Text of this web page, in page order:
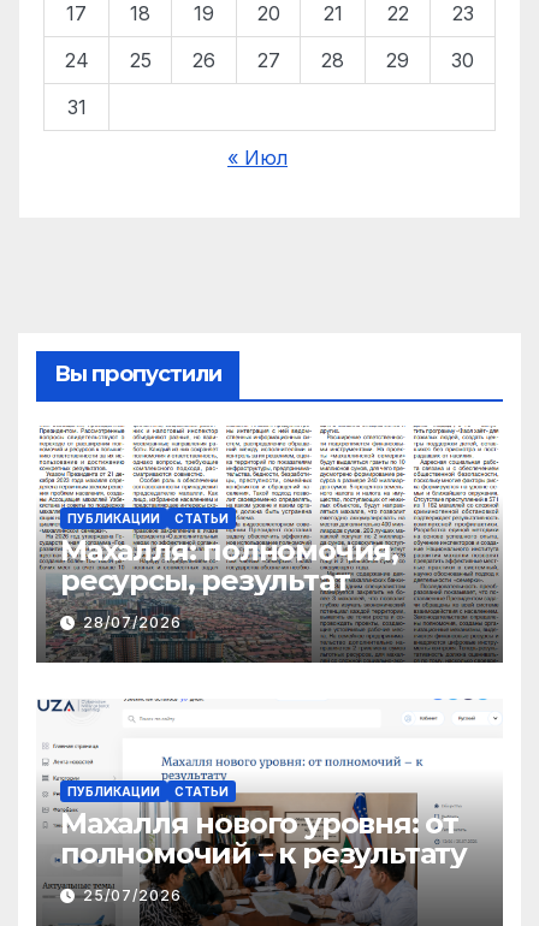
17
18 19 20 21 22
23
24
25 26 27 28 29
30
31
« Июл
Вы пропустили
ПУБЛИКАЦИИ СТАТЬИ
Махалля:полномочия,
ресурсы, результат
28/07/2026
ПУБЛИКАЦИИ СТАТЬИ
Махалля нового уровня: от
полномочий – к результату
25/07/2026